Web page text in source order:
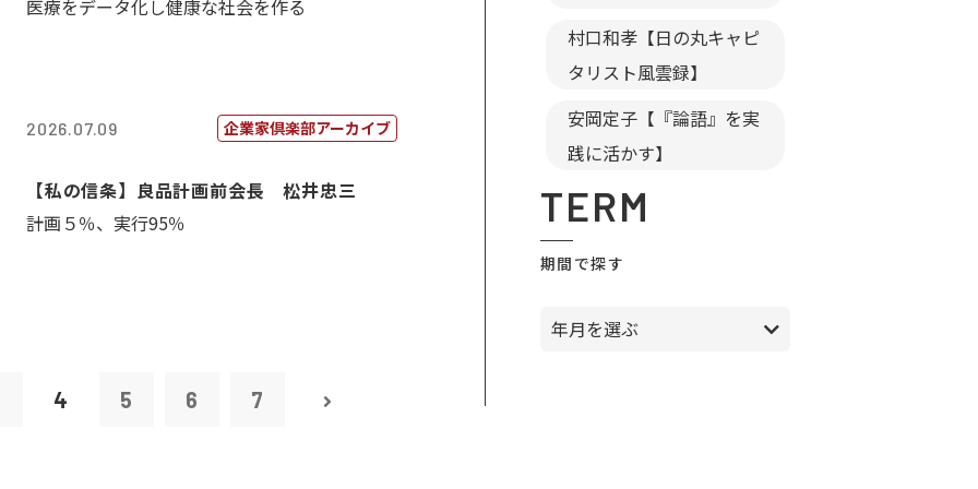
医療をデータ化し健康な社会を作る
2026.07.09 企業家倶楽部アーカイブ
【私の信条】良品計画前会長 松井忠三
計画５％、実行95％
4 5 6 7
村口和孝【日の丸キャピ
タリスト風雲録】
安岡定子【『論語』を実
践に活かす】
TERM
期間で探す
年月を選ぶ